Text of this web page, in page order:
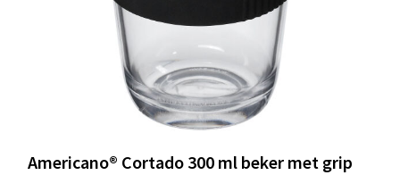
Americano® Cortado 300 ml beker met grip